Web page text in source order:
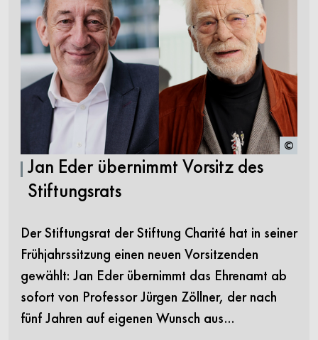
©
Jan Eder übernimmt Vorsitz des
Stiftungsrats
Der Stiftungsrat der Stiftung Charité hat in seiner
Frühjahrssitzung einen neuen Vorsitzenden
gewählt: Jan Eder übernimmt das Ehrenamt ab
sofort von Professor Jürgen Zöllner, der nach
fünf Jahren auf eigenen Wunsch aus…